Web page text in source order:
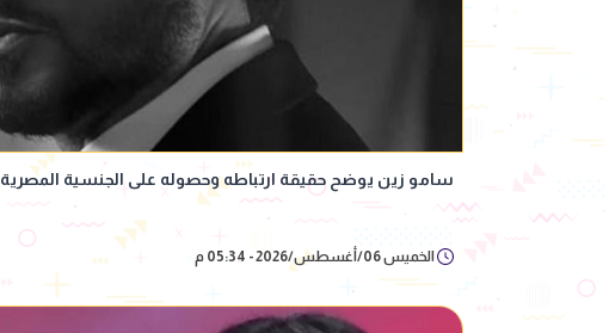
سامو زين يوضح حقيقة ارتباطه وحصوله على الجنسية المصرية
الخميس 06/أغسطس/2026 - 05:34 م